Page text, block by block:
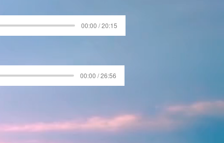
00:00 / 20:15
00:00 / 26:56